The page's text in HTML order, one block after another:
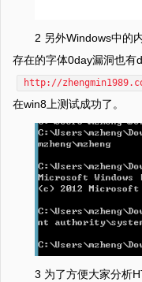
2 另外Windows中的
存在的字体0day漏洞也有
http://
在win8上测试成功了。
3 为了方便大家分析